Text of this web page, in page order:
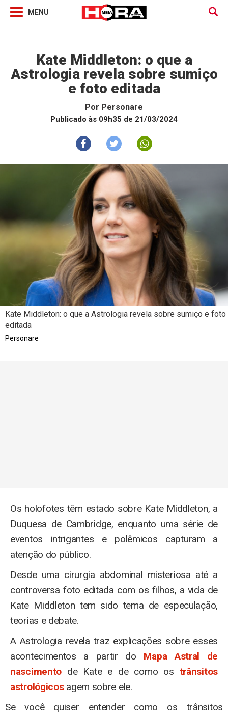
Kate Middleton: o que a
Astrologia revela sobre sumiço
e foto editada
Por Personare
Publicado às 09h35 de 21/03/2024
Kate Middleton: o que a Astrologia revela sobre sumiço e foto
editada
Personare
Os holofotes têm estado sobre Kate Middleton, a
Duquesa de Cambridge, enquanto uma série de
eventos intrigantes e polêmicos capturam a
atenção do público.
Desde uma cirurgia abdominal misteriosa até a
controversa foto editada com os filhos, a vida de
Kate Middleton tem sido tema de especulação,
teorias e debate.
A Astrologia revela traz explicações sobre esses
acontecimentos a partir do Mapa Astral de
nascimento de Kate e de como os trânsitos
astrológicosagem sobre ele.
Se você quiser entender como os trânsitos